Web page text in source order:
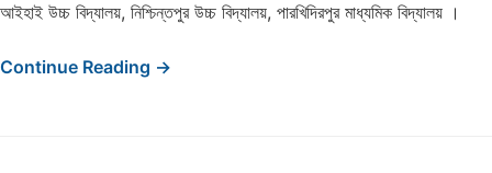
আইহাই উচ্চ বিদ্যালয়, নিশ্চিন্তপুর উচ্চ বিদ্যালয়, পারখিদিরপুর মাধ্যমিক বিদ্যালয় ।
Continue Reading →